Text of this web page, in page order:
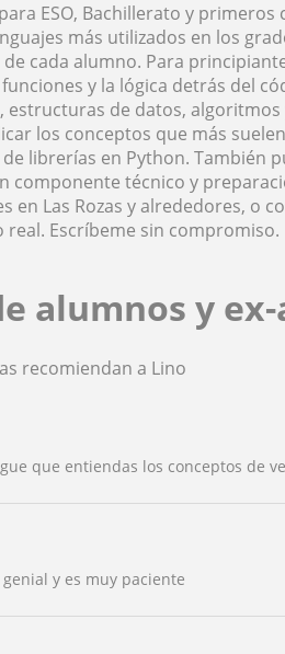
ESO, Bachillerato y
más utilizados en los
cada alumno. Para
y la lógica detrás del
de datos,
los conceptos que más
de librerías en Python. También
componente técnico y
en Las Rozas y alrededores, o
Escríbeme sin compromiso.
alumnos y
recomiendan a Lino
que entiendas los conceptos de
y es muy paciente